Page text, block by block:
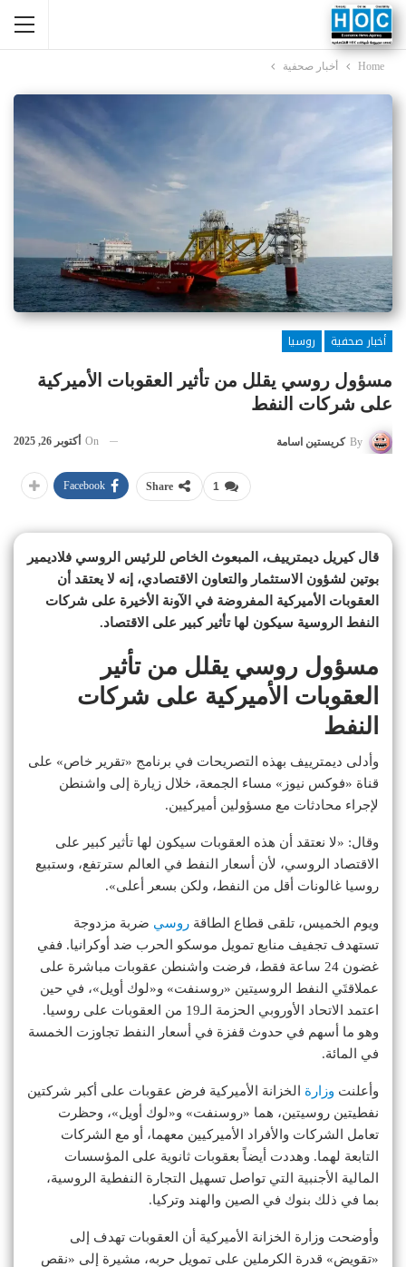
Home أخبار صحفية
أخبار صحفية
روسيا
مسؤول روسي يقلل من تأثير العقوبات الأميركية
على شركات النفط
By كريستين اسامة On أكتوبر 26, 2025
1
Share
Facebook
قال كيريل ديمترييف، المبعوث الخاص للرئيس الروسي فلاديمير
بوتين لشؤون الاستثمار والتعاون الاقتصادي، إنه لا يعتقد أن
العقوبات الأميركية المفروضة في الآونة الأخيرة على شركات
النفط الروسية سيكون لها تأثير كبير على الاقتصاد.
مسؤول روسي يقلل من تأثير
العقوبات الأميركية على شركات
النفط
وأدلى ديمترييف بهذه التصريحات في برنامج «تقرير خاص» على
قناة «فوكس نيوز» مساء الجمعة، خلال زيارة إلى واشنطن
لإجراء محادثات مع مسؤولين أميركيين.
وقال: «لا نعتقد أن هذه العقوبات سيكون لها تأثير كبير على
الاقتصاد الروسي، لأن أسعار النفط في العالم سترتفع، وستبيع
روسيا غالونات أقل من النفط، ولكن بسعر أعلى».
ويوم الخميس، تلقى قطاع الطاقة روسي ضربة مزدوجة
تستهدف تجفيف منابع تمويل موسكو الحرب ضد أوكرانيا. ففي
غضون 24 ساعة فقط، فرضت واشنطن عقوبات مباشرة على
عملاقتَي النفط الروسيتين «روسنفت» و«لوك أويل»، في حين
اعتمد الاتحاد الأوروبي الحزمة الـ19 من العقوبات على روسيا.
وهو ما أسهم في حدوث قفزة في أسعار النفط تجاوزت الخمسة
في المائة.
وأعلنت وزارة الخزانة الأميركية فرض عقوبات على أكبر شركتين
نفطيتين روسيتين، هما «روسنفت» و«لوك أويل»، وحظرت
تعامل الشركات والأفراد الأميركيين معهما، أو مع الشركات
التابعة لهما. وهددت أيضاً بعقوبات ثانوية على المؤسسات
المالية الأجنبية التي تواصل تسهيل التجارة النفطية الروسية،
بما في ذلك بنوك في الصين والهند وتركيا.
وأوضحت وزارة الخزانة الأميركية أن العقوبات تهدف إلى
«تقويض» قدرة الكرملين على تمويل حربه، مشيرة إلى «نقص